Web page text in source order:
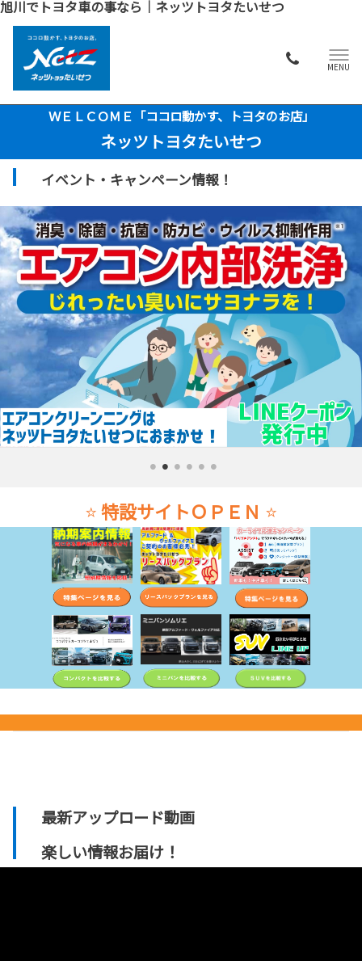
旭川でトヨタ車の事なら｜ネッツトヨタたいせつ
MENU
ＷＥＬＣＯＭＥ「ココロ動かす、トヨタのお店」
ネッツトヨタたいせつ
イベント・キャンペーン情報！
⭐特設サイトＯＰＥＮ ⭐
最新アップロード動画
楽しい情報お届け！